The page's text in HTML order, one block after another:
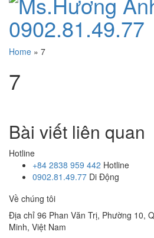
Home » 7
7
Bài viết liên quan
Hotline
+84 2838 959 442 Hotline
0902.81.49.77 Di Động
Về chúng tôi
Địa chỉ 96 Phan Văn Trị, Phường 10,
Minh, Việt Nam